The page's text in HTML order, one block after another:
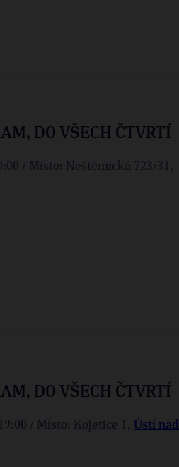
DO VŠECH ČTVRTÍ
/ Místo: Neštěmická 723/31,
DO VŠECH ČTVRTÍ
/ Místo: Kojetice 1, Ústí nad